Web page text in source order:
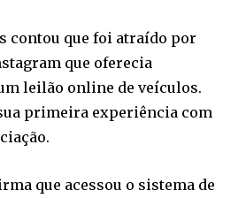
contou que foi atraído por
que oferecia
leilão online de veículos.
primeira experiência com
que acessou o sistema de